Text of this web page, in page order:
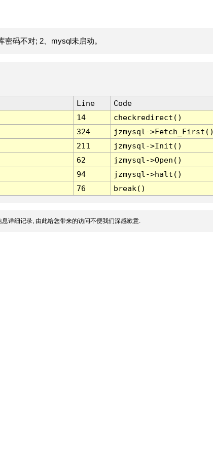
码不对; 2、mysql未启动。
Line
Code
14
checkredirect()
324
jzmysql-
211
jzmysql->Init()
62
jzmysql->Open()
94
jzmysql->halt()
76 break()
详细记录, 由此给您带来的访问不便我们深感歉意.